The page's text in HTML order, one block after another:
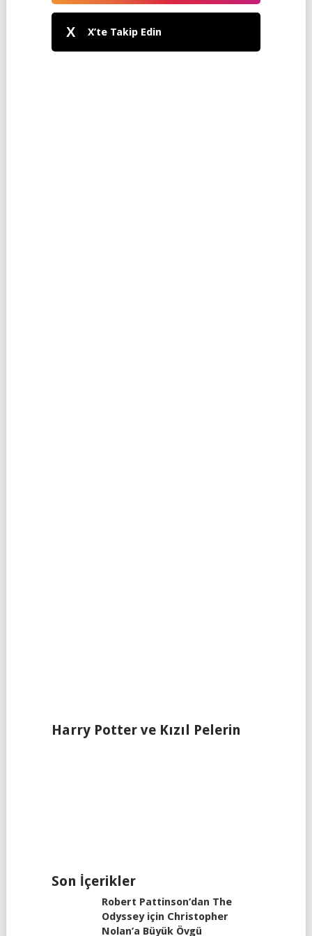
X X’te Takip Edin
Harry Potter ve Kızıl Pelerin
Son İçerikler
Robert Pattinson’dan The
Odyssey için Christopher
Nolan’a Büyük Övgü